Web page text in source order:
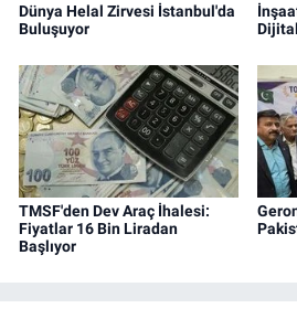
Dünya Helal Zirvesi İstanbul'da
Buluşuyor
TMSF'den Dev Araç İhalesi:
Fiyatlar 16 Bin Liradan
Başlıyor